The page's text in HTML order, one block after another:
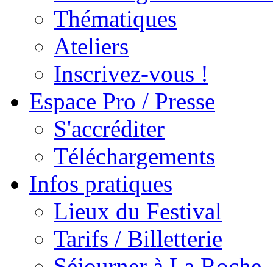
Thématiques
Ateliers
Inscrivez-vous !
Espace Pro / Presse
S'accréditer
Téléchargements
Infos pratiques
Lieux du Festival
Tarifs / Billetterie